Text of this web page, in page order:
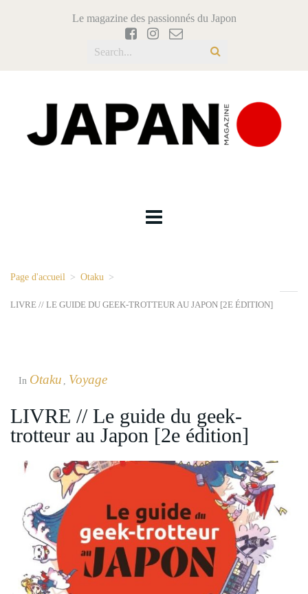
Le magazine des passionnés du Japon
Page d'accueil > Otaku >
LIVRE // LE GUIDE DU GEEK-TROTTEUR AU JAPON [2E ÉDITION]
In Otaku , Voyage
LIVRE // Le guide du geek-
trotteur au Japon [2e édition]